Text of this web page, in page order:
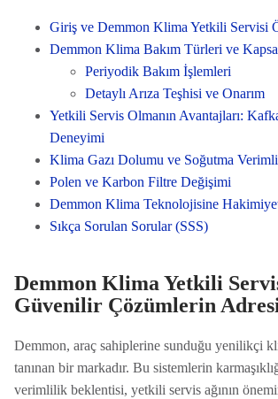
Giriş ve Demmon Klima Yetkili Servisi
Demmon Klima Bakım Türleri ve
Periyodik Bakım İşlemleri
Detaylı Arıza Teşhisi ve Onarım
Yetkili Servis Olmanın Avantajları:
Deneyimi
Klima Gazı Dolumu ve Soğutma
Polen ve Karbon Filtre Değişimi
Demmon Klima Teknolojisine
Sıkça Sorulan Sorular (SSS)
Demmon Klima Yetkili
Güvenilir Çözümlerin
Demmon, araç sahiplerine sunduğu yenilikçi
tanınan bir markadır. Bu sistemlerin
verimlilik beklentisi, yetkili servis ağının